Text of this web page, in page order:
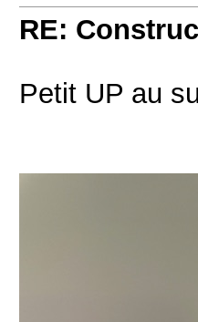
RE:
Petit UP au